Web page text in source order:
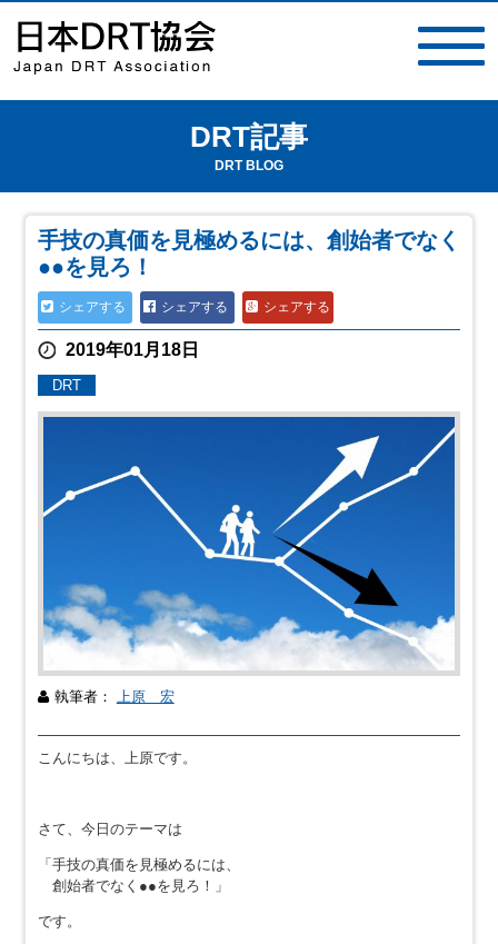
DRT記事
DRT BLOG
手技の真価を見極めるには、創始者でなく
●●を見ろ！
シェアする シェアする シェアする
2019年01月18日
DRT
執筆者： 上原 宏
こんにちは、上原です。
さて、今日のテーマは
「手技の真価を見極めるには、
創始者でなく●●を見ろ！」
です。